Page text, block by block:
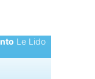
Le Lido